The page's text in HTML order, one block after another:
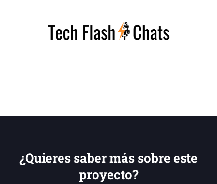
¿Quieres saber más sobre este
proyecto?